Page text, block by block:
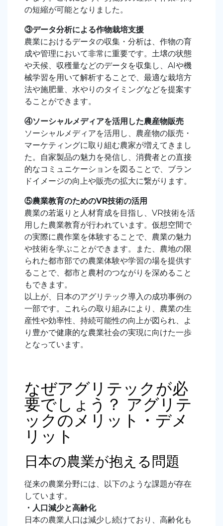
の短縮が可能となりました。
③データ分析による作物栽培支援
農業におけるデータの収集・分析は、作物の育
成や管理において非常に重要です。土壌の状態
や天候、収穫量などのデータを収集し、AIや機
械学習を用いて解析することで、最適な栽培方
法や施肥量、水やりのタイミングなどを提案す
ることができます。
④ソーシャルメディアを活用した農産物販売
ソーシャルメディアを活用し、農産物の販売・
マーケティングに取り組む農家が増えてきまし
た。自家製品の魅力を発信し、消費者との直接
的なコミュニケーションを図ることで、ブラン
ドイメージの向上や販売の拡大に繋がります。
⑤農業教育のためのVR技術の活用
農業の若返りと人材育成を目指し、VR技術を活
用した農業教育が行われています。仮想空間で
の実際に農作業を体験することで、農業の魅力
や技術を学ぶことができます。また、農地の限
られた都市部での農業体験や学習の場を提供す
ることで、都市と農村のつながりを深めること
もできます。
以上が、日本のアグリテック導入の成功事例の
一部です。これらの取り組みにより、農業の生
産性や効率性、持続可能性の向上が図られ、よ
り豊かで健康的な農業社会の実現に向けた一歩
となっています。
なぜアグリテックが必
要でしょう？ アグリテ
ックのメリット・デメ
リット
日本の農業が抱える問題
従来の農業分野には、以下のような課題が存在
しています。
・人口減少と高齢化
日本の農業人口は減少し続けており、高齢化も